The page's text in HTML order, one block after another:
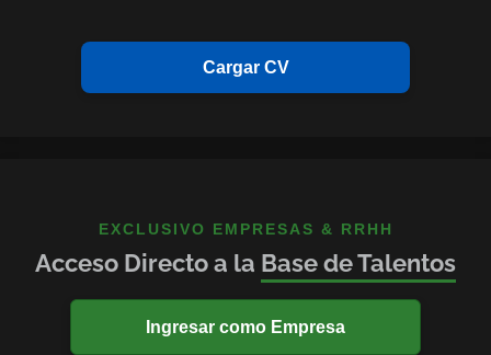
Cargar CV
EXCLUSIVO EMPRESAS & RRHH
Acceso Directo a la Base de Talentos
Ingresar como Empresa